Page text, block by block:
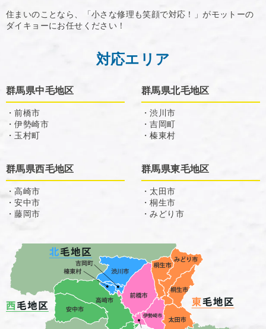
住まいのことなら、「小さな修理も笑顔で対応！」がモットーの
ダイキョーにお任せください！
対応エリア
群馬県中毛地区
・前橋市
・伊勢崎市
・玉村町
群馬県北毛地区
・渋川市
・吉岡町
・榛東村
群馬県西毛地区
・高崎市
・安中市
・藤岡市
群馬県東毛地区
・太田市
・桐生市
・みどり市